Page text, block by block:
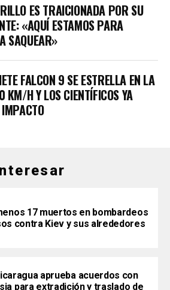
ES TRAICIONADA POR SU
«AQUÍ ESTAMOS PARA
SAQUEAR»
FALCON 9 SE ESTRELLA EN LA
H Y LOS CIENTÍFICOS YA
17 muertos en bombardeos
contra Kiev y sus alrededores
aprueba acuerdos con
para extradición y traslado de